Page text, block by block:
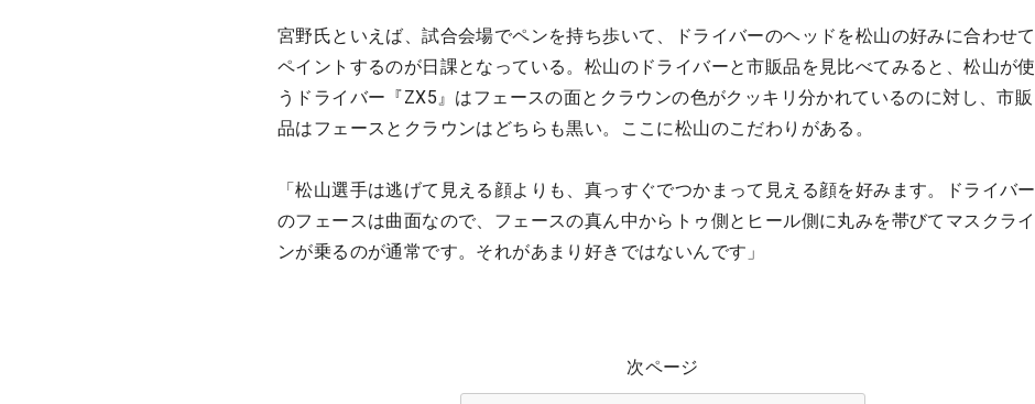
宮野氏といえば、試合会場でペンを持ち歩いて、ドライバーのヘッドを松山の好みに合わせて
ペイントするのが日課となっている。松山のドライバーと市販品を見比べてみると、松山が使
うドライバー『ZX5』はフェースの面とクラウンの色がクッキリ分かれているのに対し、市販
品はフェースとクラウンはどちらも黒い。ここに松山のこだわりがある。
「松山選手は逃げて見える顔よりも、真っすぐでつかまって見える顔を好みます。ドライバー
のフェースは曲面なので、フェースの真ん中からトゥ側とヒール側に丸みを帯びてマスクライ
ンが乗るのが通常です。それがあまり好きではないんです」
次ページ